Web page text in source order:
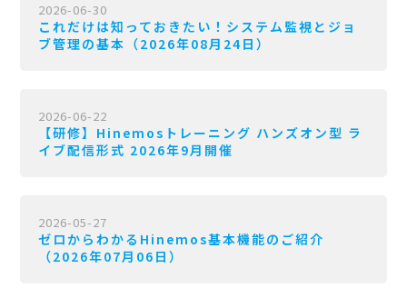
2026-06-30
これだけは知っておきたい！システム監視とジョ
ブ管理の基本（2026年08月24日）
2026-06-22
【研修】Hinemosトレーニング ハンズオン型 ラ
イブ配信形式 2026年9月開催
2026-05-27
ゼロからわかるHinemos基本機能のご紹介
（2026年07月06日）